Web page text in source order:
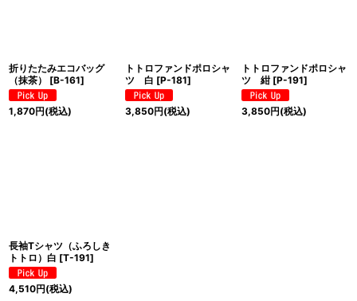
折りたたみエコバッグ
（抹茶）
[B-161]
1,870円(税込)
トトロファンドポロシャ
ツ 白 [P-181]
3,850円(税込)
トトロファンドポロシャ
ツ 紺 [P-191]
3,850円(税込)
長袖Tシャツ（ふろしき
トトロ）白 [T-191]
4,510円(税込)